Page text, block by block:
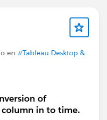
en #Tableau Desktop &
of
in to time.